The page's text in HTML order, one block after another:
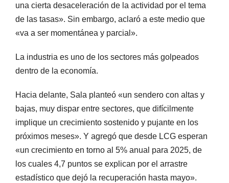
una cierta desaceleración de la actividad por el tema
de las tasas». Sin embargo, aclaró a este medio que
«va a ser momentánea y parcial».
La industria es uno de los sectores más golpeados
dentro de la economía.
Hacia delante, Sala planteó «un sendero con altas y
bajas, muy dispar entre sectores, que difícilmente
implique un crecimiento sostenido y pujante en los
próximos meses». Y agregó que desde LCG esperan
«un crecimiento en torno al 5% anual para 2025, de
los cuales 4,7 puntos se explican por el arrastre
estadístico que dejó la recuperación hasta mayo».